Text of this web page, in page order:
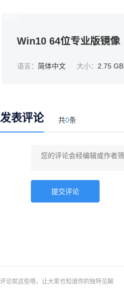
Win10 64位专业版镜像
语言： 简体中文 大小： 2.75 GB
发表评论 共0条
评论就这些咯，让大家也知道你的独特见解